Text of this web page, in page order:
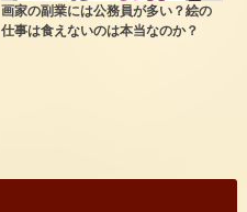
画家の副業には公務員が多い？絵の
仕事は食えないのは本当なのか？